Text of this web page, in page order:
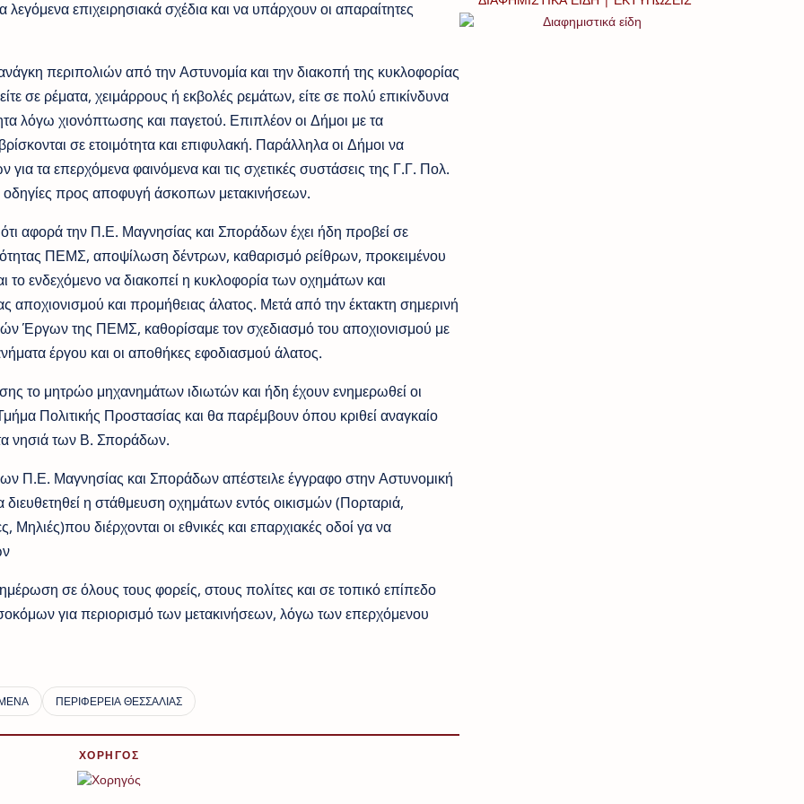
επιχειρησιακά σχέδια και να υπάρχουν οι απαραίτητες
περιπολιών από την Αστυνομία και την διακοπή της κυκλοφορίας
σε ρέματα, χειμάρρους ή εκβολές ρεμάτων, είτε σε πολύ επικίνδυνα
λόγω χιονόπτωσης και παγετού. Επιπλέον οι Δήμοι με τα
σε ετοιμότητα και επιφυλακή. Παράλληλα οι Δήμοι να
τα επερχόμενα φαινόμενα και τις σχετικές συστάσεις της Γ.Γ. Πολ.
οδηγίες προς αποφυγή άσκοπων μετακινήσεων.
αφορά την Π.Ε. Μαγνησίας και Σποράδων έχει ήδη προβεί σε
ΠΕΜΣ, αποψίλωση δέντρων, καθαρισμό ρείθρων, προκειμένου
το ενδεχόμενο να διακοπεί η κυκλοφορία των οχημάτων και
αποχιονισμού και προμήθειας άλατος. Μετά από την έκτακτη σημερινή
Έργων της ΠΕΜΣ, καθορίσαμε τον σχεδιασμό του αποχιονισμού με
έργου και οι αποθήκες εφοδιασμού άλατος.
το μητρώο μηχανημάτων ιδιωτών και ήδη έχουν ενημερωθεί οι
Πολιτικής Προστασίας και θα παρέμβουν όπου κριθεί αναγκαίο
νησιά των Β. Σποράδων.
Π.Ε. Μαγνησίας και Σποράδων απέστειλε έγγραφο στην Αστυνομική
η στάθμευση οχημάτων εντός οικισμών (Πορταριά,
Μηλιές)που διέρχονται οι εθνικές και επαρχιακές οδοί γα να
σε όλους τους φορείς, στους πολίτες και σε τοπικό επίπεδο
για περιορισμό των μετακινήσεων, λόγω των επερχόμενου
ΧΟΡΗΓΟΣ